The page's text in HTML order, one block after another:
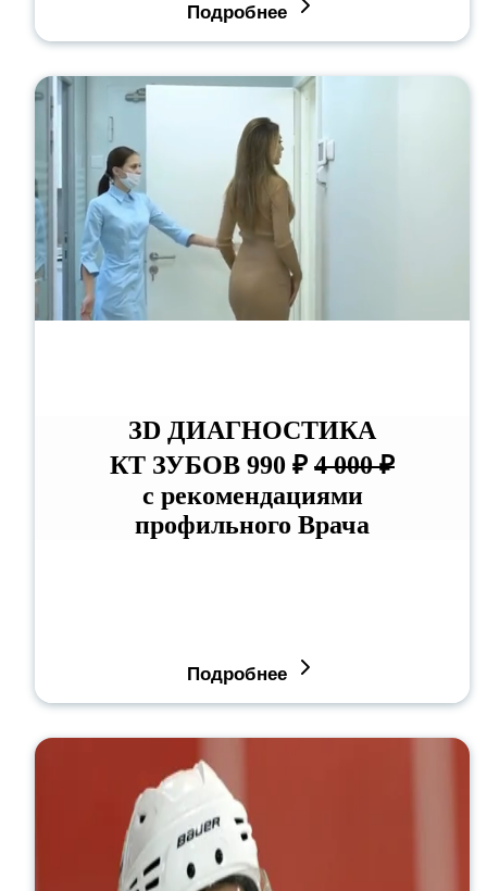
Подробнее
ЗD ДИАГНОСТИКА
КТ ЗУБОВ 990 ₽ 4 000 ₽
с рекомендациями
профильного Врача
Подробнее